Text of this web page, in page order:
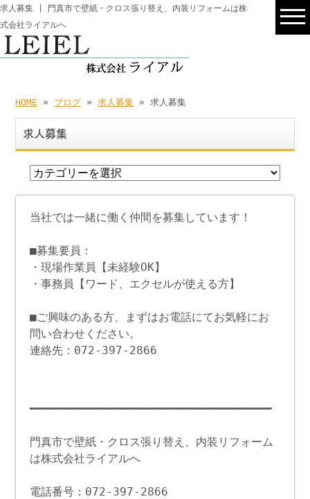
求人募集 | 門真市で壁紙・クロス張り替え、内装リフォームは株
式会社ライアルへ
HOME » ブログ »求人募集 » 求人募集
求人募集
当社では一緒に働く仲間を募集しています！
■募集要員：
・現場作業員【未経験OK】
・事務員【ワード、エクセルが使える方】
■ご興味のある方、まずはお電話にてお気軽にお
問い合わせください。
連絡先：072-397-2866
━━━━━━━━━━━━━━━━━━━━━━━━━━━━━━━━━━━
門真市で壁紙・クロス張り替え、内装リフォーム
は株式会社ライアルへ
電話番号：072-397-2866